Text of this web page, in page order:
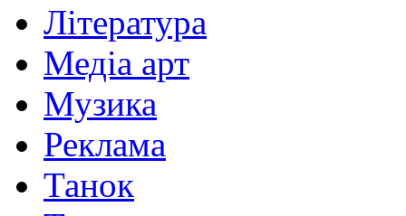
Література
Медіа арт
Музика
Реклама
Танок